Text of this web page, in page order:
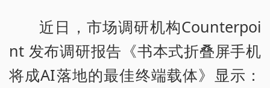
近日，市场调研机构Counterpoi
nt 发布调研报告《书本式折叠屏手机
将成AI落地的最佳终端载体》显示：